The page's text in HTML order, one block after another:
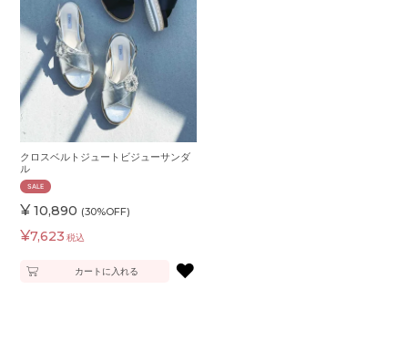
クロスベルトジュートビジューサンダ
ル
SALE
¥ 10,890 (30%OFF)
¥7,623 税込
カートに入れる ♥